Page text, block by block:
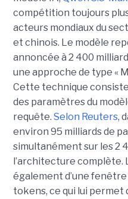
compétition toujours
acteurs mondiaux du
et chinois. Le modèle
annoncée à 2 400
une approche de type «
Cette technique consiste
des paramètres du
requête. Selon Reuters,
environ 95 milliards de
simultanément sur les 2
l’architecture complète.
également d’une
tokens, ce qui lui